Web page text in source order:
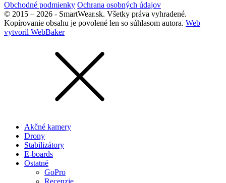
Obchodné podmienky Ochrana osobných údajov
© 2015 – 2026 - SmartWear.sk. Všetky práva vyhradené.
Kopírovanie obsahu je povolené len so súhlasom autora. Web
vytvoril WebBaker
Akčné kamery
Drony
Stabilizátory
E-boards
Ostatné
GoPro